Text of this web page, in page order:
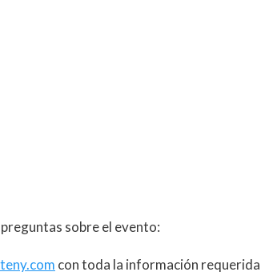
sobre el evento:
con toda la información requerida